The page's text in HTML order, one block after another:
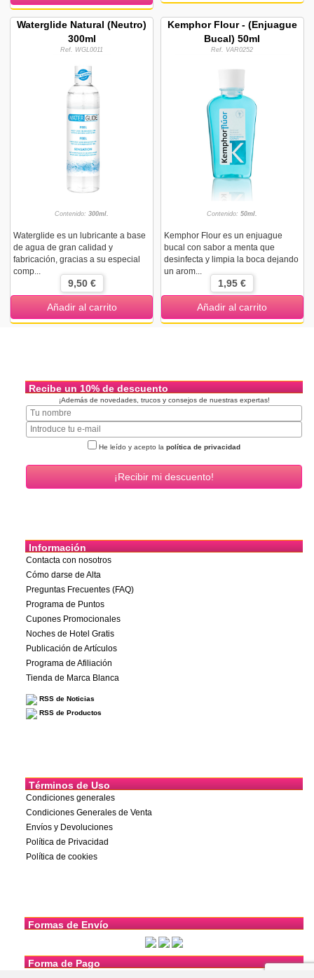
Waterglide Natural (Neutro)
300ml
Ref. WGL0011
Contenido:300ml.
Waterglide es un lubricante a base
de agua de gran calidad y
fabricación, gracias a su especial
comp...
9,50 €
Añadir al carrito
Kemphor Flour - (Enjuague
Bucal) 50ml
Ref. VAR0252
Contenido:50ml.
Kemphor Flour es un enjuague
bucal con sabor a menta que
desinfecta y limpia la boca dejando
un arom...
1,95 €
Añadir al carrito
Recibe un 10% de descuento
¡Además de novedades, trucos y consejos de nuestras expertas!
He leído y acepto la política de privacidad
Información
Contacta con nosotros
Cómo darse de Alta
Preguntas Frecuentes (FAQ)
Programa de Puntos
Cupones Promocionales
Noches de Hotel Gratis
Publicación de Artículos
Programa de Afiliación
Tienda de Marca Blanca
RSS de Noticias
RSS de Productos
Términos de Uso
Condiciones generales
Condiciones Generales de Venta
Envíos y Devoluciones
Política de Privacidad
Política de cookies
Formas de Envío
Forma de Pago